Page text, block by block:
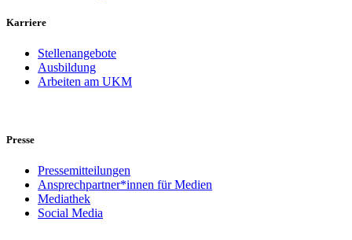
Karriere
Stellenangebote
Ausbildung
Arbeiten am UKM
Presse
Pressemitteilungen
Ansprechpartner*innen für Medien
Mediathek
Social Media